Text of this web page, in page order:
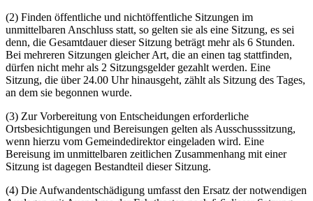
(2) Finden öffentliche und nichtöffentliche Sitzungen im
unmittelbaren Anschluss statt, so gelten sie als eine Sitzung, es sei
denn, die Gesamtdauer dieser Sitzung beträgt mehr als 6 Stunden.
Bei mehreren Sitzungen gleicher Art, die an einen tag stattfinden,
dürfen nicht mehr als 2 Sitzungsgelder gezahlt werden. Eine
Sitzung, die über 24.00 Uhr hinausgeht, zählt als Sitzung des Tages,
an dem sie begonnen wurde.
(3) Zur Vorbereitung von Entscheidungen erforderliche
Ortsbesichtigungen und Bereisungen gelten als Ausschusssitzung,
wenn hierzu vom Gemeindedirektor eingeladen wird. Eine
Bereisung im unmittelbaren zeitlichen Zusammenhang mit einer
Sitzung ist dagegen Bestandteil dieser Sitzung.
(4) Die Aufwandentschädigung umfasst den Ersatz der notwendigen